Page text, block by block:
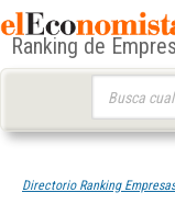
Ranking de
Directorio Ranking Empresas